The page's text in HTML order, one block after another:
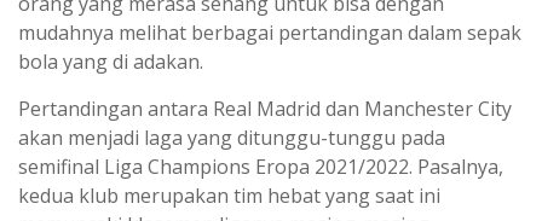
mudahnya melihat berbagai pertandingan dalam sepak
bola yang di adakan.
Pertandingan antara Real Madrid dan Manchester City
akan menjadi laga yang ditunggu-tunggu pada
semifinal Liga Champions Eropa 2021/2022. Pasalnya,
kedua klub merupakan tim hebat yang saat ini